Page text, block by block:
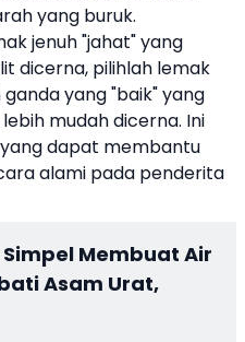
yang buruk.
jenuh "jahat" yang
dicerna, pilihlah lemak
yang "baik" yang
mudah dicerna. Ini
dapat membantu
alami pada penderita
Membuat Air
Asam Urat,